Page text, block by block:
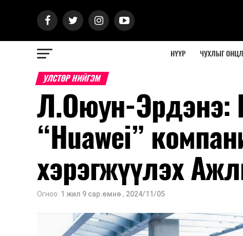
НҮҮР ЧУХЛЫГ
УЛСТӨР НИЙГЭМ
Л.Оюун-Эрдэнэ:
“Huawei”
хэрэгжүүлэх
Огноо: 1 жил 9 сар.өмнө , 2024/11/05